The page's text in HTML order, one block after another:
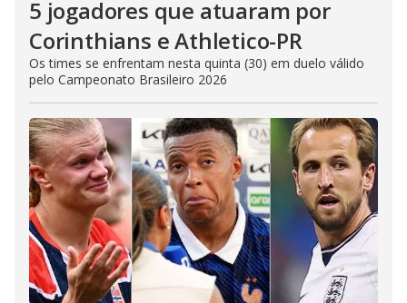
5 jogadores que atuaram por
Corinthians e Athletico-PR
Os times se enfrentam nesta quinta (30) em duelo válido
pelo Campeonato Brasileiro 2026